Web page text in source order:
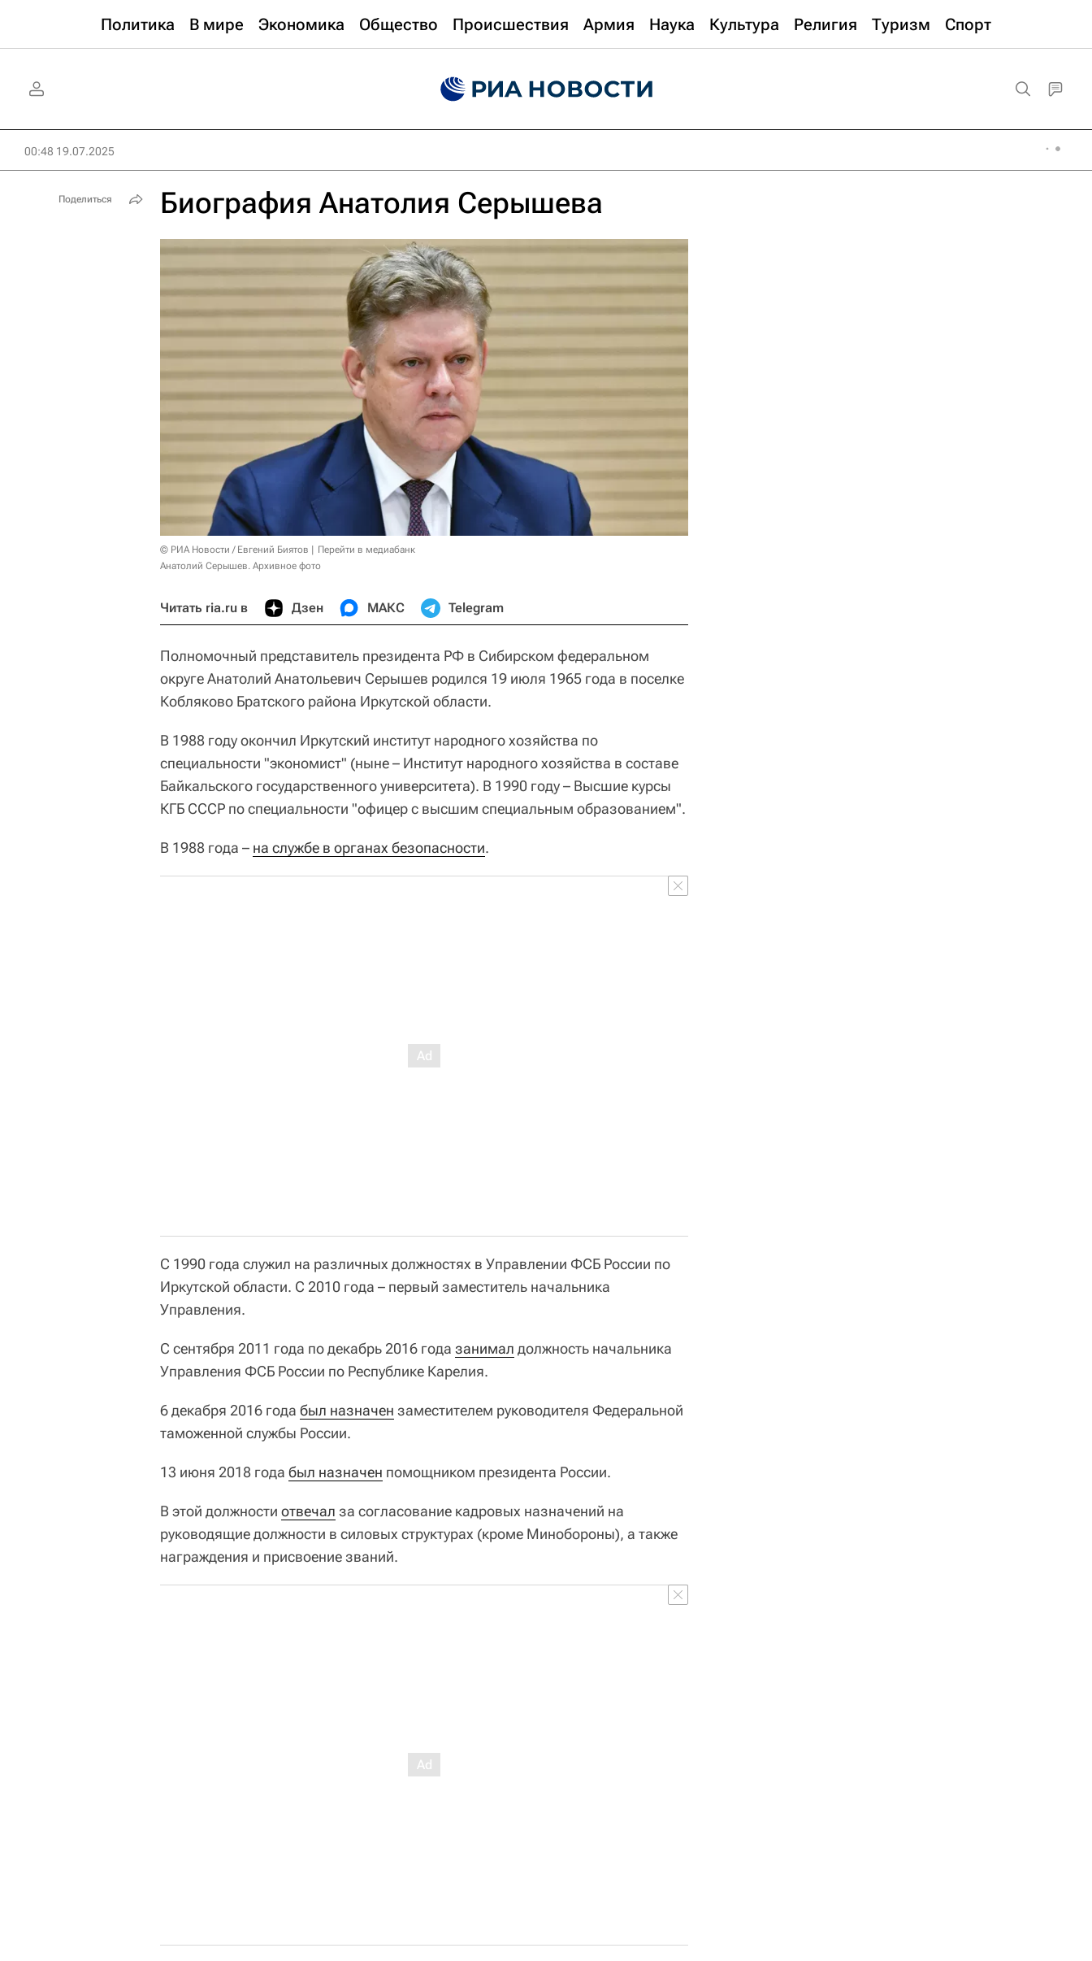
Политика В мире Экономика Общество Происшествия Армия Наука Культура Религия Туризм Спорт
00:48 19.07.2025
Биография Анатолия Серышева
© РИА Новости / Евгений Биятов
Перейти в медиабанк
Анатолий Серышев. Архивное фото
Читать ria.ru в Дзен МАКС Telegram
Полномочный представитель президента РФ в Сибирском федеральном
округе Анатолий Анатольевич Серышев родился 19 июля 1965 года в поселке
Кобляково Братского района Иркутской области.
В 1988 году окончил Иркутский институт народного хозяйства по
специальности "экономист" (ныне – Институт народного хозяйства в составе
Байкальского государственного университета). В 1990 году – Высшие курсы
КГБ СССР по специальности "офицер с высшим специальным образованием".
В 1988 года – на службе в органах безопасности.
С 1990 года служил на различных должностях в Управлении ФСБ России по
Иркутской области. С 2010 года – первый заместитель начальника
Управления.
С сентября 2011 года по декабрь 2016 года занимал должность начальника
Управления ФСБ России по Республике Карелия.
6 декабря 2016 года был назначен заместителем руководителя Федеральной
таможенной службы России.
13 июня 2018 года был назначен помощником президента России.
В этой должности отвечал за согласование кадровых назначений на
руководящие должности в силовых структурах (кроме Минобороны), а также
награждения и присвоение званий.
Поделиться